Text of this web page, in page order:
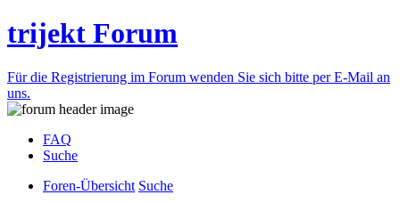
trijekt Forum
Für die Registrierung im Forum wenden Sie sich bitte per E-Mail an
uns.
FAQ
Suche
Foren-Übersicht Suche